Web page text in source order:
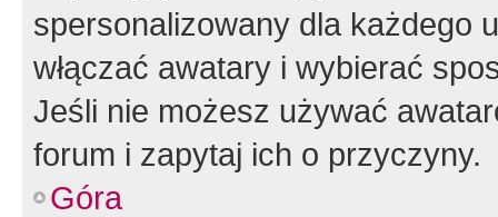
spersonalizowany dla każdego
włączać awatary i wybierać
Jeśli nie możesz używać
forum i zapytaj ich o przyczyny.
Góra